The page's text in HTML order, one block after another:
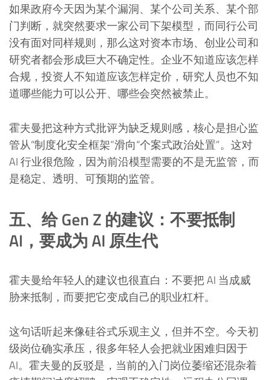
如果政府今天因为某个漏洞、某个公司关系、某个部
门判断，就突然要求一家公司下架模型，而同行公司
没有面对同样规则，那么这对资本市场、创业公司和
研究者都会形成巨大不确定性。企业不知道应该怎样
合规，投资人不知道应该怎样定价，研究人员也不知
道哪些能力可以公开、哪些会突然被禁止。
霍夫曼把这种方式批评为缺乏规则感，核心是担心监
管从“制度化安全框架”滑向“个案式政治处置”。这对
AI 行业很危险，因为前沿模型需要的不是无监管，而
是稳定、透明、可预期的监管。
五、给 Gen Z 的建议：不要抵制
AI，要成为 AI 原生代
霍夫曼给年轻人的建议也很直白：不要把 AI 当成威
胁来抵制，而要把它变成自己的职业杠杆。
这句话听起来像硅谷式乐观主义，但并不空。今天初
级岗位确实承压，很多年轻人会把就业困难归因于
AI。霍夫曼的反驳是，当前的入门岗位萎缩还混杂着